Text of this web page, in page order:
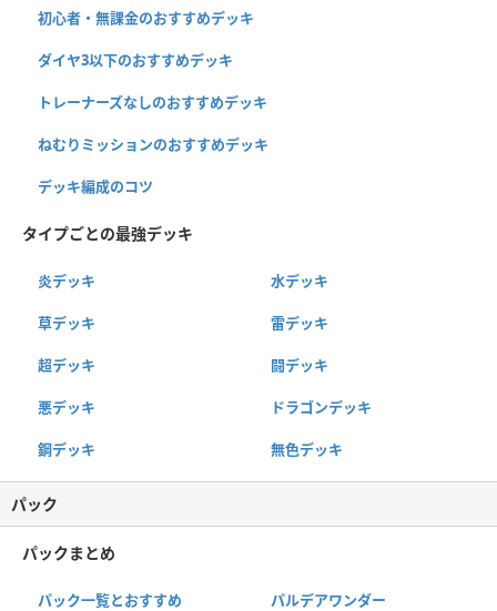
初心者・無課金のおすすめデッキ
ダイヤ3以下のおすすめデッキ
トレーナーズなしのおすすめデッキ
ねむりミッションのおすすめデッキ
デッキ編成のコツ
タイプごとの最強デッキ
炎デッキ 水デッキ
草デッキ 雷デッキ
超デッキ 闘デッキ
悪デッキ ドラゴンデッキ
鋼デッキ 無色デッキ
パック
パックまとめ
パック一覧とおすすめ パルデアワンダー